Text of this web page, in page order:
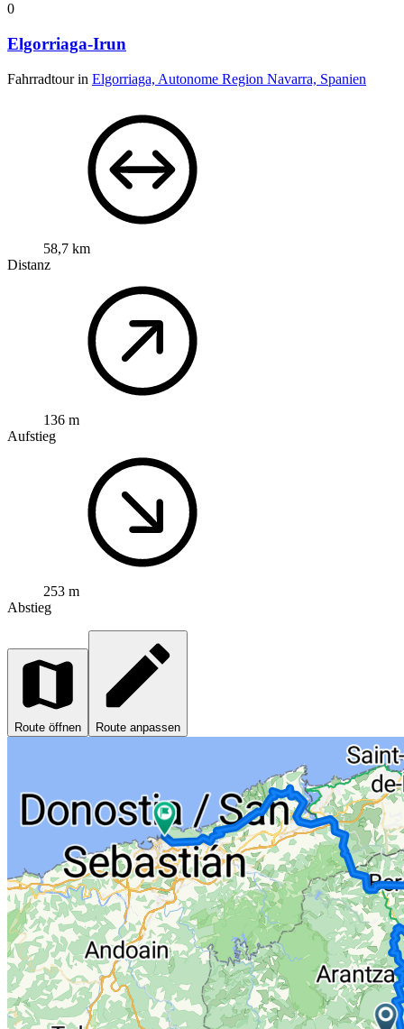
0
Elgorriaga-Irun
Fahrradtour in Elgorriaga, Autonome Region Navarra, Spanien
58,7 km
Distanz
136 m
Aufstieg
253 m
Abstieg
Route öffnen Route anpassen